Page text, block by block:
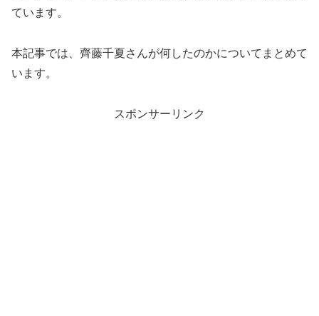
ています。
本記事では、齊藤千夏さんが何したのかについてまとめて
います。
スポンサーリンク